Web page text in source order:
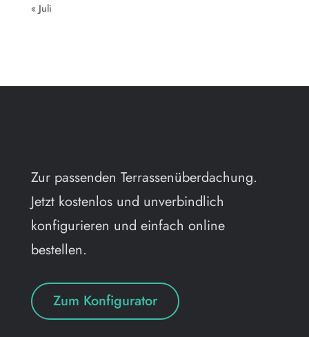
« Juli
Zur passenden Terrassenüberdachung.
Jetzt kostenlos und unverbindlich
konfigurieren und einfach online
bestellen.
Zum Konfigurator